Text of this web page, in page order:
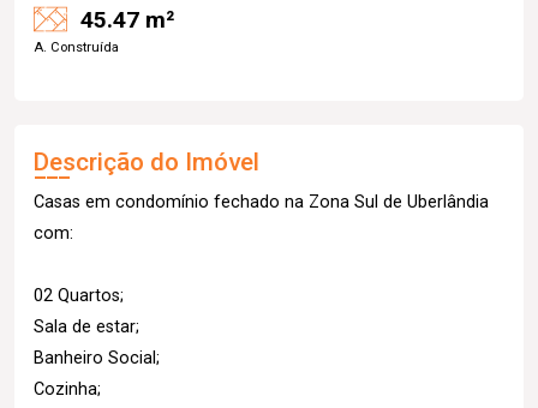
45.47 m²
A. Construída
Descrição do Imóvel
Casas em condomínio fechado na Zona Sul de Uberlândia
com:
02 Quartos;
Sala de estar;
Banheiro Social;
Cozinha;